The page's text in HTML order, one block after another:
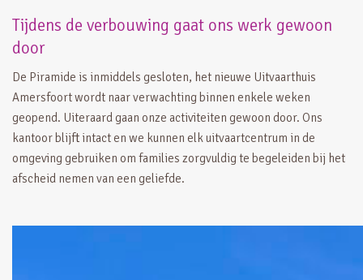
Tijdens de verbouwing gaat ons werk gewoon
door
De Piramide is inmiddels gesloten, het nieuwe Uitvaarthuis
Amersfoort wordt naar verwachting binnen enkele weken
geopend. Uiteraard gaan onze activiteiten gewoon door. Ons
kantoor blijft intact en we kunnen elk uitvaartcentrum in de
omgeving gebruiken om families zorgvuldig te begeleiden bij het
afscheid nemen van een geliefde.